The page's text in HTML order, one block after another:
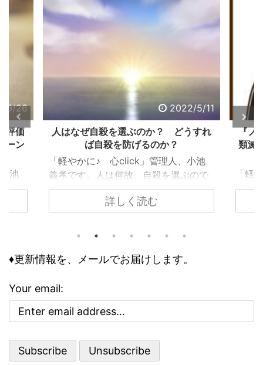
2022/5/11
人はなぜ自殺を選ぶのか？ どうすれ
ば自殺を防げるのか？
「軽やかに♪ 心click」管理人、小池
義孝です。人は何故、自殺を選ぶので
しょうか？ 自殺するまで追い込まれ
ない為には、どうすれば良いのでしょ
が、共通するのは精神トーンの問題で
に取り組む前に、基本の大枠として知
クが高まる３つの精神状態 人は、ど
ういう時に自殺に至るのか？ その精
神状態を詳しく知っておくのは、周囲
なりません。 一般的に広まっている
ノウハウ ...
詳しく読む
『ノストラ
類滅亡は
「軽やかに
義孝です。
て、お話し
亡シナリオ
♦更新情報を、メールでお届けします。
Your email: